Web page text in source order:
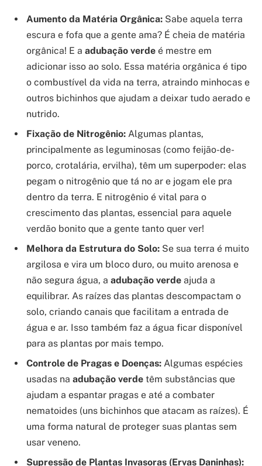
Aumento da Matéria Orgânica: Sabe aquela terra
escura e fofa que a gente ama? É cheia de matéria
orgânica! E a adubação verde é mestre em
adicionar isso ao solo. Essa matéria orgânica é tipo
o combustível da vida na terra, atraindo minhocas e
outros bichinhos que ajudam a deixar tudo aerado e
nutrido.
Fixação de Nitrogênio: Algumas plantas,
principalmente as leguminosas (como feijão-de-
porco, crotalária, ervilha), têm um superpoder: elas
pegam o nitrogênio que tá no ar e jogam ele pra
dentro da terra. E nitrogênio é vital para o
crescimento das plantas, essencial para aquele
verdão bonito que a gente tanto quer ver!
Melhora da Estrutura do Solo: Se sua terra é muito
argilosa e vira um bloco duro, ou muito arenosa e
não segura água, a adubação verde ajuda a
equilibrar. As raízes das plantas descompactam o
solo, criando canais que facilitam a entrada de
água e ar. Isso também faz a água ficar disponível
para as plantas por mais tempo.
Controle de Pragas e Doenças: Algumas espécies
usadas na adubação verde têm substâncias que
ajudam a espantar pragas e até a combater
nematoides (uns bichinhos que atacam as raízes). É
uma forma natural de proteger suas plantas sem
usar veneno.
Supressão de Plantas Invasoras (Ervas Daninhas):